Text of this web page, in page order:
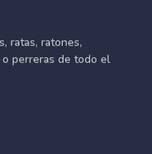
ratas, ratones,
perreras de todo el